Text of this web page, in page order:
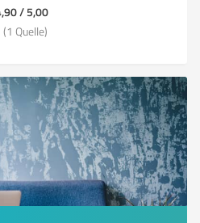
/ 5,00
(1 Quelle)